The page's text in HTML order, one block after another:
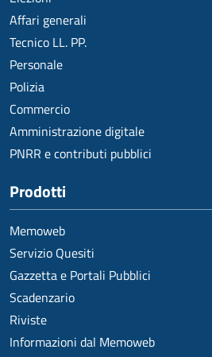
Affari generali
Tecnico LL. PP.
Personale
Polizia
Commercio
Amministrazione digitale
PNRR e contributi pubblici
Prodotti
Memoweb
Servizio Quesiti
Gazzetta e Portali Pubblici
Scadenzario
Riviste
Informazioni dal Memoweb